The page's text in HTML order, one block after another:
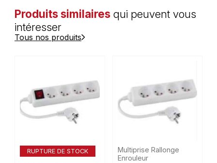
Produits similaires qui peuvent vous
intéresser
Tous nos produits
RUPTURE DE STOCK
Multiprise Rallonge
Enrouleur